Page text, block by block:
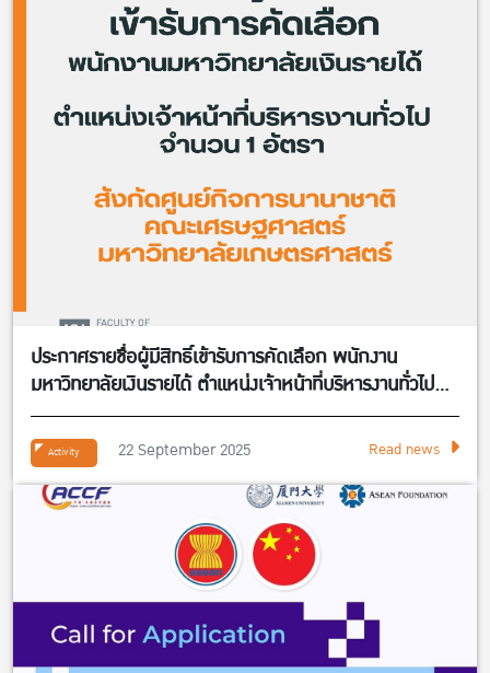
ประกาศรายชื่อผู้มีสิทธิ์เข้ารับการคัดเลือก พนักงาน
มหาวิทยาลัยเงินรายได้ ตำแหน่งเจ้าหน้าที่บริหารงานทั่วไป
จำนวน 1 อัตรา สังกัดศูนย์กิจการนานาชาติ คณะ
เศรษฐศาสตร์
Activity 22 September 2025 Read news